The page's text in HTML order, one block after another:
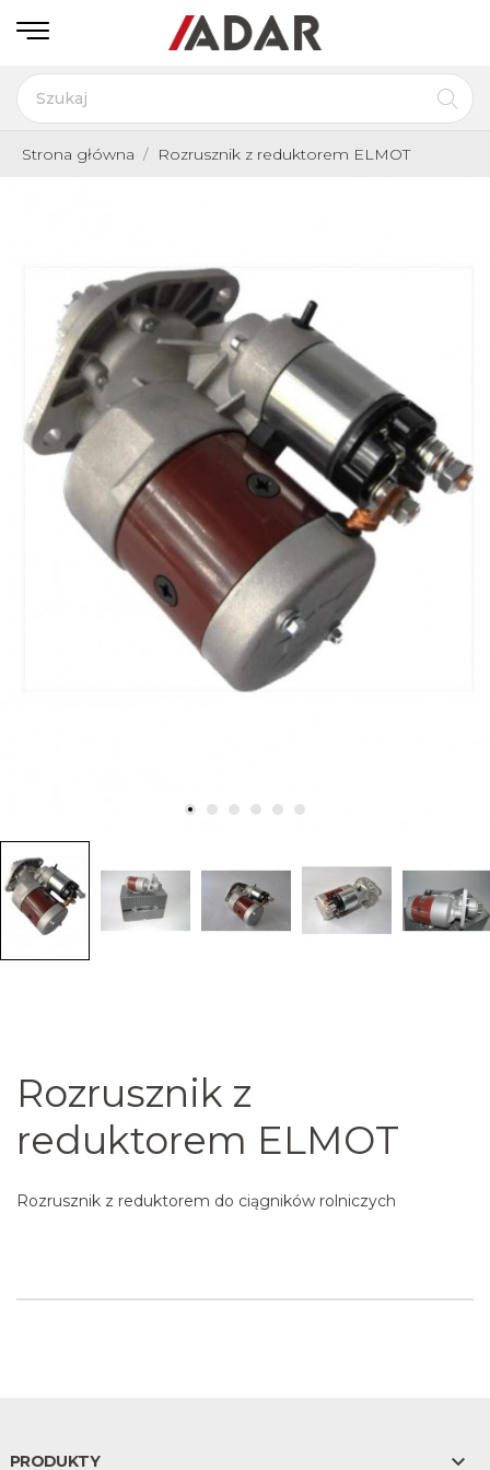
Strona główna Rozrusznik z reduktorem ELMOT
Rozrusznik z
reduktorem ELMOT
Rozrusznik z reduktorem do ciągników rolniczych
PRODUKTY 